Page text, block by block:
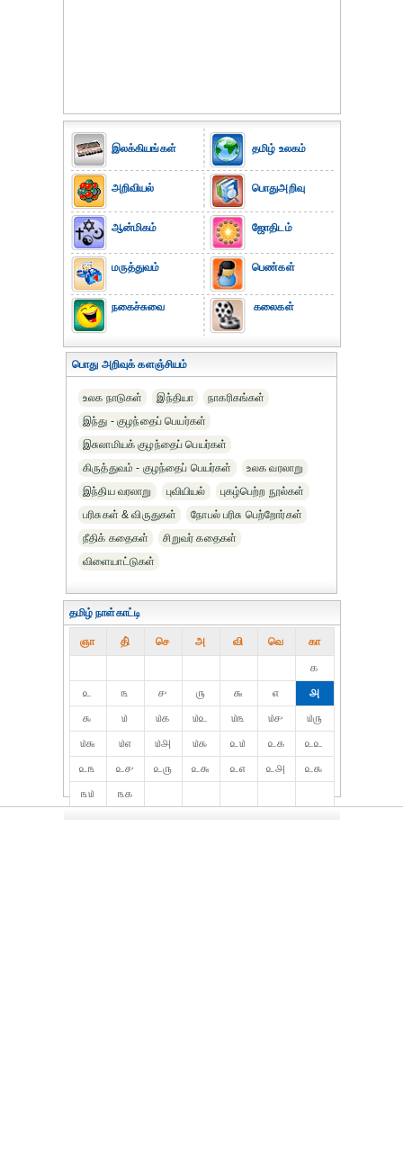
இலக்கியங்கள்
அறிவியல்
ஆன்மிகம்
மருத்துவம்
நகைச்சுவை
தமிழ் உலகம்
பொதுஅறிவு
ஜோதிடம்
பெண்கள்
கலைகள்
பொது அறிவுக் களஞ்சியம்
உலக நாடுகள் இந்தியா
நாகரிகங்கள்
இந்து - குழந்தைப் பெயர்கள்
இசுலாமியக் குழந்தைப் பெயர்கள்
கிருத்துவம் - குழந்தைப் பெயர்கள்
உலக வரலாறு
இந்திய வரலாறு
புவியியல்
புகழ்பெற்ற நூல்கள்
பரிசுகள் & விருதுகள்
நோபல் பரிசு‎ பெற்றோர்‎கள்
நீதிக் கதைகள்
சிறுவர் கதைகள்
விளையாட்டுகள்
தமிழ் நாள்காட்டி
ஞா தி் செ அ வி வெ கா
௧
௨
௩ ௪ ௫ ௬ ௭
௮
௯
௰ ௰௧ ௰௨ ௰௩ ௰௪
௰௫
௰௬
௰௭ ௰௮ ௰௯ ௨௰ ௨௧
௨௨
௨௩
௨௪ ௨௫ ௨௬ ௨௭ ௨௮
௨௯
௩௰
௩௧